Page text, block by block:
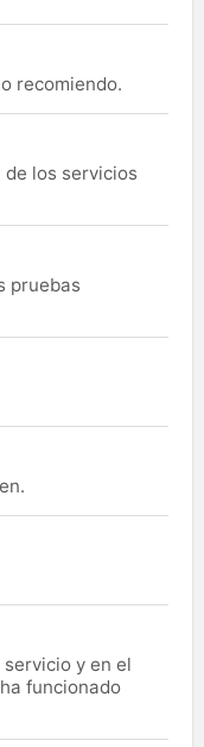
recomiendo.
de los servicios
pruebas
y en el
funcionado